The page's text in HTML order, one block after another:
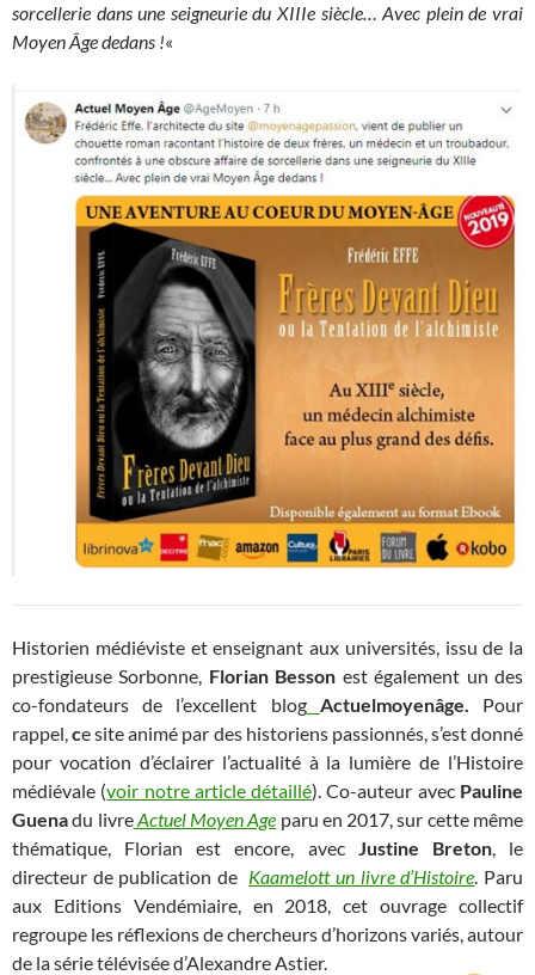
sorcellerie dans une seigneurie du XIIIe siècle… Avec plein de vrai
Moyen Âge dedans !«
Historien médiéviste et enseignant aux universités, issu de la
prestigieuse Sorbonne, Florian Besson est également un des
co-fondateurs de l’excellent blog
Actuelmoyenâge. Pour
rappel, ce site animé par des historiens passionnés, s’est donné
pour vocation d’éclairer l’actualité à la lumière de l’Histoire
médiévale (voir notre article détaillé). Co-auteur avec Pauline
Guenadu livreActuel Moyen Age paru en 2017, sur cette même
thématique, Florian est encore, avec
Justine Breton, le
directeur de publication de Kaamelott un livre d’Histoire . Paru
aux Editions Vendémiaire, en 2018, cet ouvrage collectif
regroupe les réflexions de chercheurs d’horizons variés, autour
de la série télévisée d’Alexandre Astier.